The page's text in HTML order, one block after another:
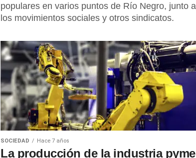
populares en varios puntos de Río Negro, junto a
los movimientos sociales y otros sindicatos.
SOCIEDAD Hace 7 años
La producción de la industria pyme